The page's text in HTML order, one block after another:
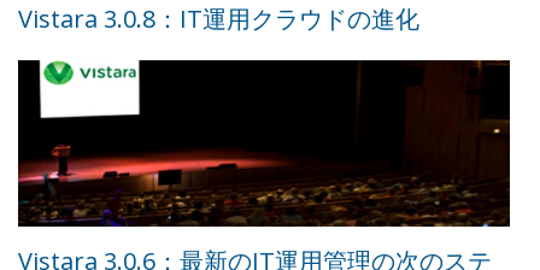
Vistara 3.0.8：IT運用クラウドの進化
Vistara 3.0.6：最新のIT運用管理の次のステ